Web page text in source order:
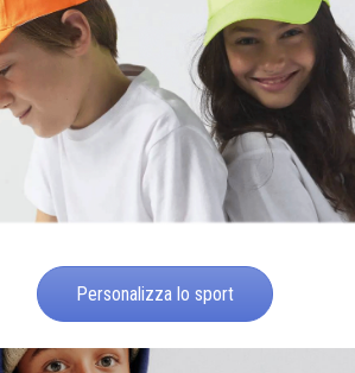
Personalizza lo sport